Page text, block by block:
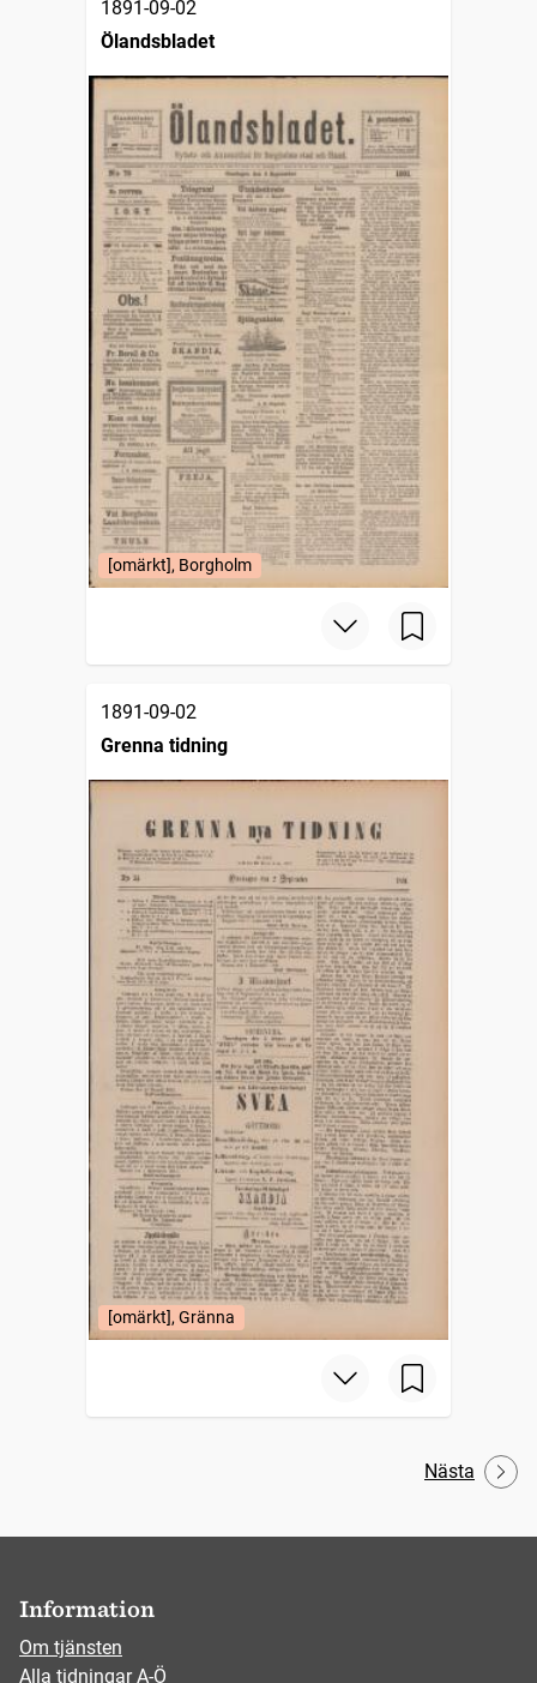
1891-09-02
Ölandsbladet
[omärkt], Borgholm
1891-09-02
Grenna tidning
[omärkt], Gränna
Nästa
Information
Om tjänsten
Alla tidningar A-Ö